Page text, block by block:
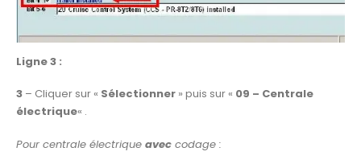
Ligne 3 :
3 – Cliquer sur « Sélectionner » puis sur « 09 – Centrale
électrique« .
Pour centrale électrique avec codage :